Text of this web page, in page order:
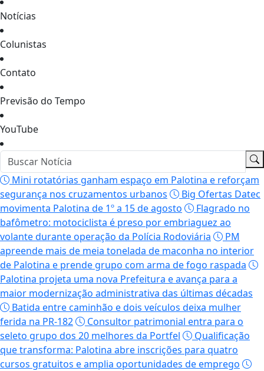
Notícias
Colunistas
Contato
Previsão do Tempo
YouTube
Mini rotatórias ganham espaço em Palotina e reforçam
segurança nos cruzamentos urbanos
Big Ofertas Datec
movimenta Palotina de 1º a 15 de agosto
Flagrado no
bafômetro: motociclista é preso por embriaguez ao
volante durante operação da Polícia Rodoviária
PM
apreende mais de meia tonelada de maconha no interior
de Palotina e prende grupo com arma de fogo raspada
Palotina projeta uma nova Prefeitura e avança para a
maior modernização administrativa das últimas décadas
Batida entre caminhão e dois veículos deixa mulher
ferida na PR-182
Consultor patrimonial entra para o
seleto grupo dos 20 melhores da Portfel
Qualificação
que transforma: Palotina abre inscrições para quatro
cursos gratuitos e amplia oportunidades de emprego